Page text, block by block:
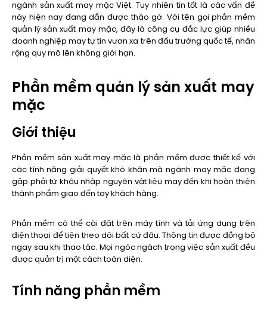
ngành sản xuất may mặc Việt. Tuy nhiên tin tốt là các vấn đề
này hiện nay đang dần được tháo gỡ. Với tên gọi phần mềm
quản lý sản xuất may mặc, đây là công cụ đắc lực giúp nhiều
doanh nghiệp may tự tin vươn xa trên đấu trường quốc tế, nhân
rộng quy mô lên không giới hạn.
Phần mềm quản lý sản xuất may
mặc
Giới thiệu
Phần mềm sản xuất may mặc là phần mềm được thiết kế với
các tính năng giải quyết khó khăn mà ngành may mặc đang
gặp phải từ khâu nhập nguyên vật liệu may đến khi hoàn thiện
thành phẩm giao đến tay khách hàng.
Phần mềm có thể cài đặt trên máy tính và tải ứng dụng trên
điện thoại để tiện theo dõi bất cứ đâu. Thông tin được đồng bộ
ngay sau khi thao tác. Mọi ngóc ngách trong việc sản xuất đều
được quản trị một cách toàn diện.
Tính năng phần mềm